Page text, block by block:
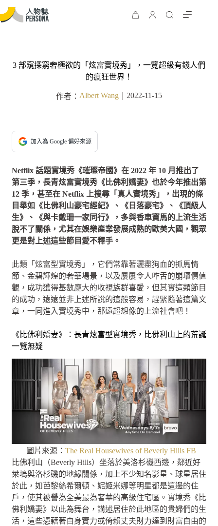
3 部窺探窮奢極欲的「炫富實境秀」，一覽超級有錢人們
的瘋狂世界！
作者： Albert Wang 2022-11-15
加入為 Google 偏好來源
Netflix 話題實境秀《璀璨帝國》在 2022 年 10 月推出了
第三季，長青炫富實境秀《比佛利嬌妻》也於今年推出第
12 季，甚至在 Netflix 上搜尋「真人實境秀」，出現的條
目舉如《比佛利山豪宅經紀》、《日落豪宅》、《頂級人
生》、《與卡戴珊一家同行》，多與香車寶馬的上流生活
脫不了關係，尤其在娛樂產業發展成熟的歐美大國，觀眾
更是對上述這些節目愛不釋手。
此類「炫富型實境秀」，它們常靠著灑盡狗血的抓馬情
節、金碧輝煌的奢華場景，以及屢屢令人咋舌的崩壞價值
觀，成功獲得基數龐大的收視族群喜愛，但其實這類節目
的成功，遠遠並非上述所說的這般容易，趕緊隨著這篇文
章，一同進入實境秀中，那遠超想像的上流社會吧！
《比佛利嬌妻》：長青炫富型實境秀，比佛利山上的荒誕
一覽無疑
圖片來源： The Real Housewives of Beverly Hills FB
比佛利山（Beverly Hills）坐落於美洛杉磯西邊，鄰近好
萊塢與洛杉磯的地緣關係，加上不少知名影星、球星居住
於此，如芭黎絲希爾頓、妮姬米娜等明星都是這邊的住
戶，使其被譽為全美最為奢華的高級住宅區。實境秀《比
佛利嬌妻》以此為舞台，講述居住於此地區的貴婦們的生
活，這些憑藉著自身實力或倚賴丈夫財力達到財富自由的